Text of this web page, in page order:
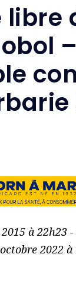
à 22h23
2022 à